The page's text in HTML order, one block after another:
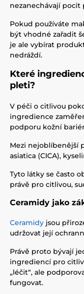
nezanechávají pocit
Pokud používáte
být vhodné zařadit
je ale vybírat
nedráždí.
Které
pleti?
V péči o citlivou
ingredience
podporu kožní
Mezi nejoblíbenější
asiatica (CICA),
Tyto látky se často
právě pro citlivou,
Ceramidy jako
Ceramidy jsou
udržovat její
Právě proto bývají
ingrediencí pro
„léčit“, ale
fungovat.